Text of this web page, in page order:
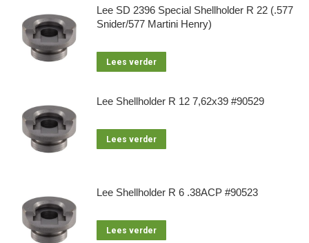
Lee SD 2396 Special Shellholder R 22 (.577
Snider/577 Martini Henry)
Lees verder
Lee Shellholder R 12 7,62x39 #90529
Lees verder
Lee Shellholder R 6 .38ACP #90523
Lees verder